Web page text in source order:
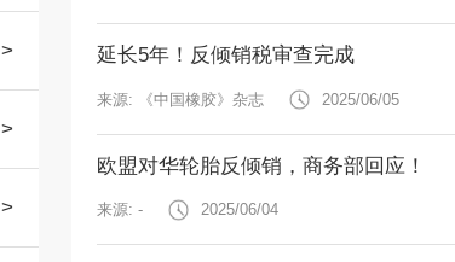
>
>
>
延长5年！反倾销税审查完成
来源: 《中国橡胶》杂志 2025/06/05
欧盟对华轮胎反倾销，商务部回应！
来源: - 2025/06/04